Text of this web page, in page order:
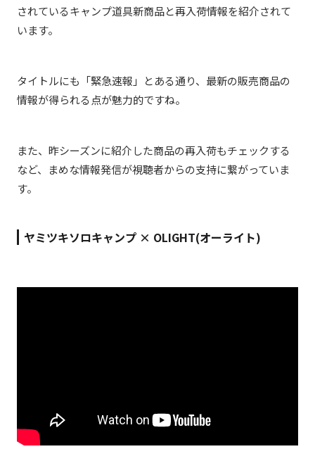
されているキャンプ道具新商品と再入荷情報を紹介されて
います。
タイトルにも「緊急速報」とある通り、最新の販売商品の
情報が得られる点が魅力的ですね。
また、昨シーズンに紹介した商品の再入荷もチェックする
など、まめな情報発信が視聴者からの支持に繋がっていま
す。
ヤミツキソロキャンプ × OLIGHT(オーライト)